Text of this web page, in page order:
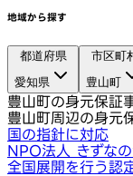
地域から探す
都道府県
愛知県
市区町
豊山町
豊山町の身元保証
豊山町周辺の身元
国の指針に対応
NPO法人 きずな
全国展開を行う認